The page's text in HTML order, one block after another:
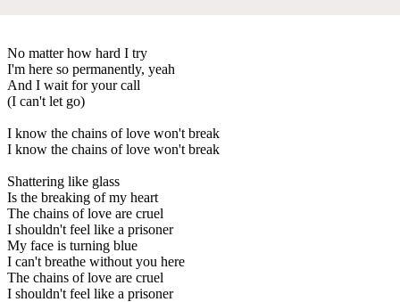
No matter how hard I try
I'm here so permanently, yeah
And I wait for your call
(I can't let go)
I know the chains of love won't break
I know the chains of love won't break
Shattering like glass
Is the breaking of my heart
The chains of love are cruel
I shouldn't feel like a prisoner
My face is turning blue
I can't breathe without you here
The chains of love are cruel
I shouldn't feel like a prisoner